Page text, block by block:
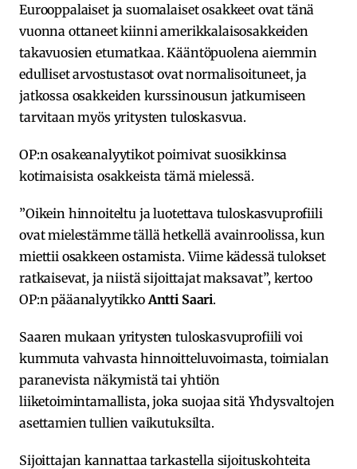
Eurooppalaiset ja suomalaiset osakkeet ovat tänä
vuonna ottaneet kiinni amerikkalaisosakkeiden
takavuosien etumatkaa. Kääntöpuolena aiemmin
edulliset arvostustasot ovat normalisoituneet, ja
jatkossa osakkeiden kurssinousun jatkumiseen
tarvitaan myös yritysten tuloskasvua.
OP:n osakeanalyytikot poimivat suosikkinsa
kotimaisista osakkeista tämä mielessä.
”Oikein hinnoiteltu ja luotettava tuloskasvuprofiili
ovat mielestämme tällä hetkellä avainroolissa, kun
miettii osakkeen ostamista. Viime kädessä tulokset
ratkaisevat, ja niistä sijoittajat maksavat”, kertoo
OP:n pääanalyytikko Antti Saari.
Saaren mukaan yritysten tuloskasvuprofiili voi
kummuta vahvasta hinnoitteluvoimasta, toimialan
paranevista näkymistä tai yhtiön
liiketoimintamallista, joka suojaa sitä Yhdysvaltojen
asettamien tullien vaikutuksilta.
Sijoittajan kannattaa tarkastella sijoituskohteita